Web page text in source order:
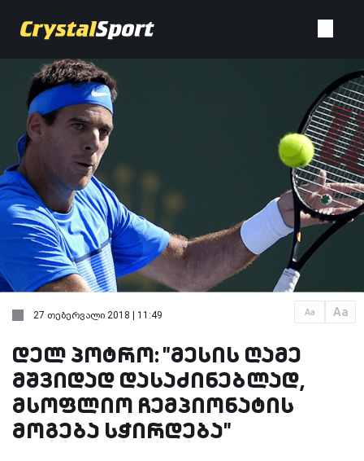
Aa Aa
27 თებერვალი 2018 | 11:49
დელ პოტრო: "მესის ღამე
მშვიდად დასაძინებლად,
მსოფლიო ჩემპიონატის
მოგება სჭირდება"